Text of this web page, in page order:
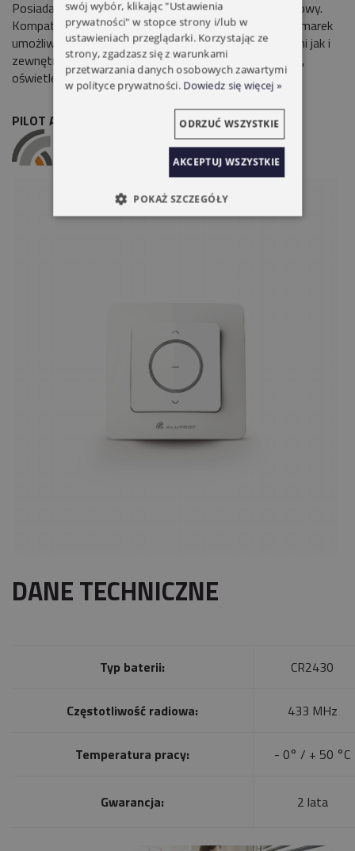
Posiada 3 tryby pracy: manualny, automatyczny i losowy.
Kompatybilność ze wszystkimi urządzeniami naszych marek
umożliwia sterowanie zarówno roletami wewnętrznymi jak i
zewnętrznymi, a także firanami, zasłonami, markizami,
oświetleniem itd.
PILOT ALUPROF DC 315 5 KANAŁOWY
DANE TECHNICZNE
Typ baterii: CR2430
Częstotliwość radiowa: 433 MHz
Temperatura pracy: - 0° / + 50 °C
Gwarancja: 2 lata
swój wybór, klikając "Ustawienia
prywatności" w stopce strony i/lub w
ustawieniach przeglądarki. Korzystając ze
strony, zgadzasz się z warunkami
przetwarzania danych osobowych zawartymi
w polityce prywatności. Dowiedz się więcej »
AKCEPTUJ WSZYSTKIE
ODRZUĆ WSZYSTKIE
POKAŻ SZCZEGÓŁY